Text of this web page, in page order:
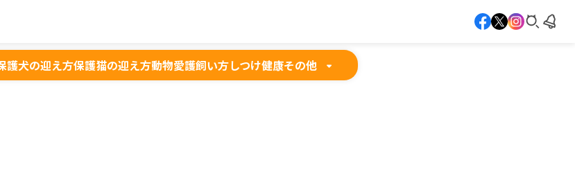
護犬の迎え方保護猫の迎え方動物愛護飼い方しつけ健康その他